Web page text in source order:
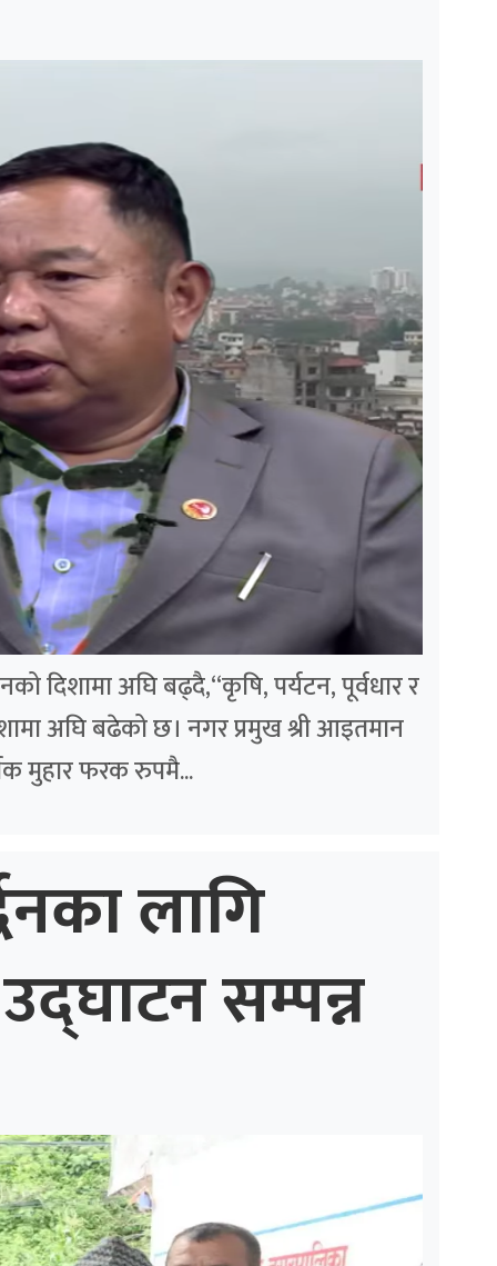
दिशामा अघि बढ्दै,“कृषि, पर्यटन, पूर्वधार र
अघि बढेको छ। नगर प्रमुख श्री आइतमान
मुहार फरक रुपमै...
लागि
सम्पन्न